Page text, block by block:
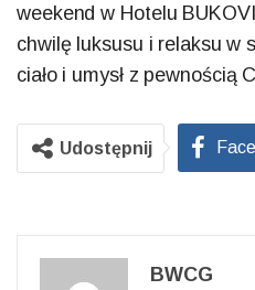
weekend w Hotelu
chwilę luksusu i relaksu w
ciało i umysł z pewnością
Udostępnij
BWCG